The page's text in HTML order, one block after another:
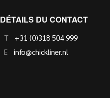
DÉTAILS DU CONTACT
T
+31 (0)318 504 999
E
info@chickliner.nl